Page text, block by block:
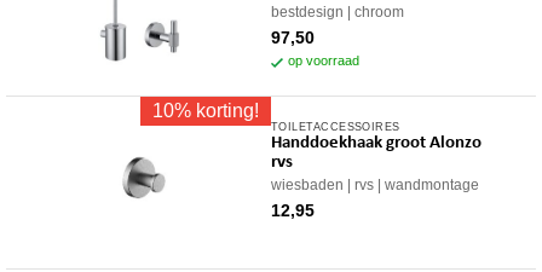
bestdesign chroom
97,50
op voorraad
10% korting!
TOILETACCESSOIRES
Handdoekhaak groot Alonzo
rvs
wiesbaden rvs wandmontage
12,95